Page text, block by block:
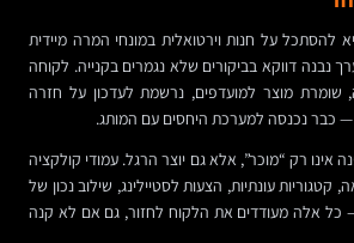
להסתכל על חנות וירטואלית במונחי המרה מיידית
נבנה דווקא בביקורים שלא נגמרים בקנייה. לקוחה
שומרת מוצר למועדפים, נרשמת לעדכון על חזרה
— כבר נכנסה למערכת היחסים עם המותג.
אינו רק “מוכר”, אלא גם יוצר הרגל. עמודי קולקציה
קטגוריות עונתיות, הצעות לסטיילינג, שילוב נכון של
כל אלה מעודדים את הלקוח לחזור, גם אם לא קנה